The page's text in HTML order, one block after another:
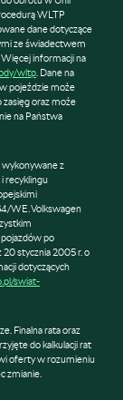
WLTP
dane dotyczące
ze świadectwem
informacji na
wltp. Dane na
pojeździe może
zasięg oraz może
na Państwa
wykonywane z
recyklingu
WE. Volkswagen
po
20 stycznia 2005 r. o
dotyczących
swiat-
Finalna rata oraz
do kalkulacji rat
oferty w rozumieniu
zmianie.